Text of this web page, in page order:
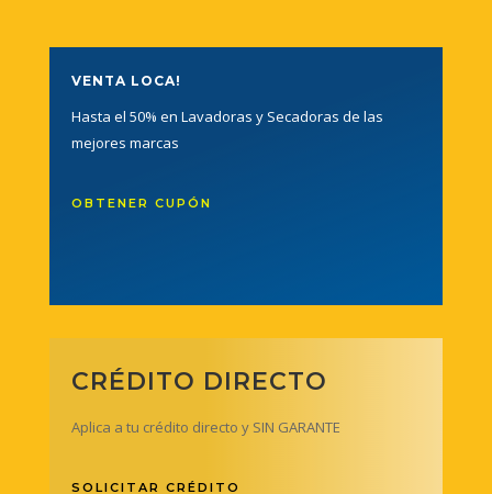
VENTA LOCA!
Hasta el 50% en Lavadoras y Secadoras de las
mejores marcas
OBTENER CUPÓN
CRÉDITO DIRECTO
Aplica a tu crédito directo y SIN GARANTE
SOLICITAR CRÉDITO